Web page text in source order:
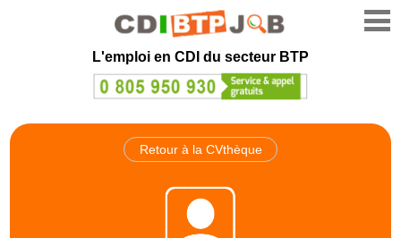
L'emploi en CDI du secteur BTP
Retour à la CVthèque